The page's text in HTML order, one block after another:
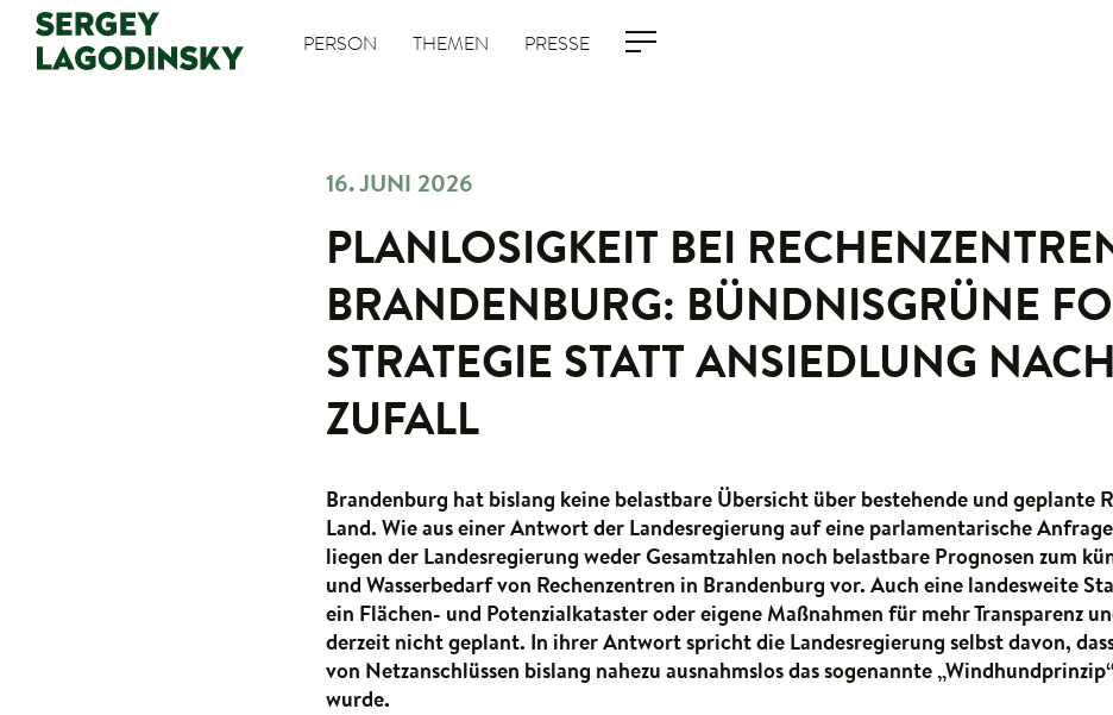
PERSON THEMEN PRESSE
16. JUNI 2026
PLANLOSIGKEIT BEI
BRANDENBURG: BÜNDNISGRÜNE
STRATEGIE STATT ANSIEDLUNG NACH
ZUFALL
Brandenburg hat bislang keine belastbare Übersicht über bestehende und geplante
Land. Wie aus einer Antwort der Landesregierung auf eine parlamentarische
liegen der Landesregierung weder Gesamtzahlen noch belastbare Prognosen zum
und Wasserbedarf von Rechenzentren in Brandenburg vor. Auch eine landesweite
ein Flächen- und Potenzialkataster oder eigene Maßnahmen für mehr Transparenz
derzeit nicht geplant. In ihrer Antwort spricht die Landesregierung selbst davon,
von Netzanschlüssen bislang nahezu ausnahmslos das sogenannte
wurde.